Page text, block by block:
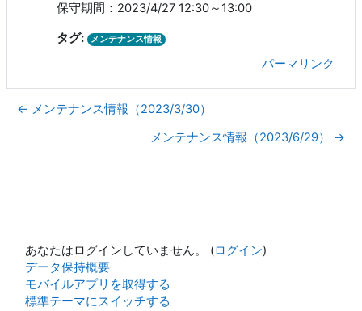
保守期間：2023/4/27 12:30～13:00
タグ: メンテナンス情報
パーマリンク
← メンテナンス情報（2023/3/30）
メンテナンス情報（2023/6/29） →
あなたはログインしていません。 (ログイン)
データ保持概要
モバイルアプリを取得する
標準テーマにスイッチする